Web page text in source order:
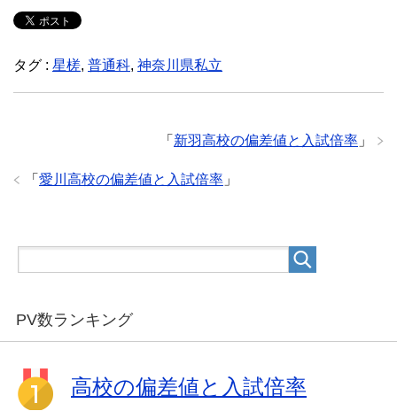
タグ : 星槎, 普通科, 神奈川県私立
「 新羽高校の偏差値と入試倍率 」
「 愛川高校の偏差値と入試倍率 」
PV数ランキング
高校の偏差値と入試倍率